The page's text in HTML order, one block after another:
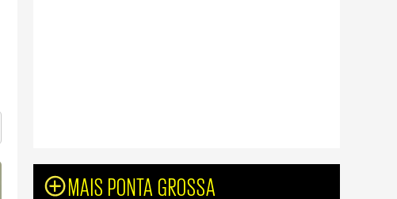
MAIS PONTA GROSSA